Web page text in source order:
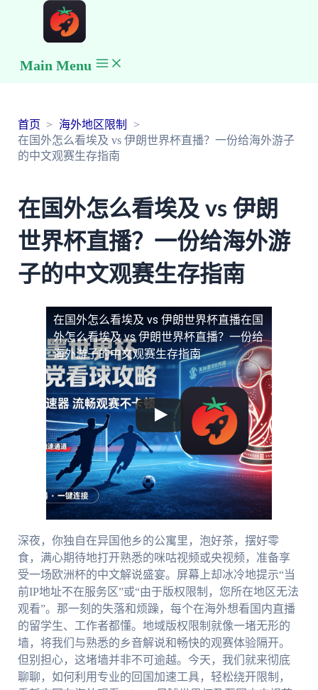
Main Menu
首页
海外地区限制
在国外怎么看埃及 vs 伊朗世界杯直播？一份给海外游子
的中文观赛生存指南
在国外怎么看埃及 vs 伊朗
世界杯直播？一份给海外游
子的中文观赛生存指南
在国外怎么看埃及 vs 伊朗世界杯直播在国
外怎么看埃及 vs 伊朗世界杯直播？一份给
海外游子的中文观赛生存指南
深夜，你独自在异国他乡的公寓里，泡好茶，摆好零
食，满心期待地打开熟悉的咪咕视频或央视频，准备享
受一场欧洲杯的中文解说盛宴。屏幕上却冰冷地提示“当
前IP地址不在服务区”或“由于版权限制，您所在地区无法
观看”。那一刻的失落和烦躁，每个在海外想看国内直播
的留学生、工作者都懂。地域版权限制就像一堵无形的
墙，将我们与熟悉的乡音解说和畅快的观赛体验隔开。
但别担心，这堵墙并非不可逾越。今天，我们就来彻底
聊聊，如何利用专业的回国加速工具，轻松绕开限制，